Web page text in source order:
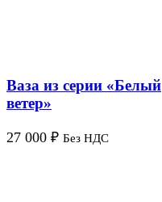
Ваза из серии «Белый
ветер»
27 000 ₽ Без НДС